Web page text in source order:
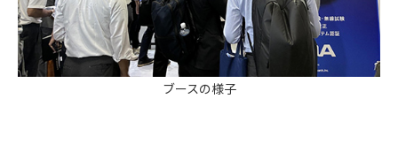
ブースの様子